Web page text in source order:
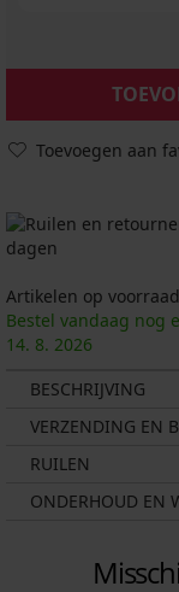
Toevoegen aan
dagen
Artikelen op
Bestel vandaag nog
14. 8. 2026
BESCHRIJVING
VERZENDING EN
RUILEN
ONDERHOUD EN